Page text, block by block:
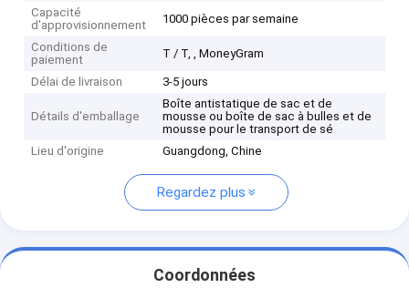
Capacité
d'approvisionnement
1000 pièces par semaine
Conditions de
paiement
T / T, , MoneyGram
Délai de livraison 3-5 jours
Détails d'emballage
Boîte antistatique de sac et de
mousse ou boîte de sac à bulles et de
mousse pour le transport de sé
Lieu d'origine
Guangdong, Chine
Regardez plus
Coordonnées